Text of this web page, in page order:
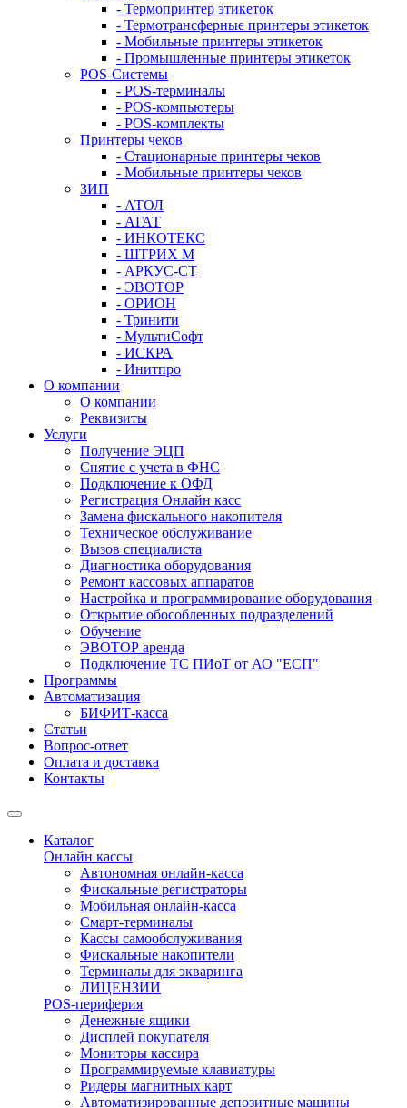
- Термопринтер этикеток
- Термотрансферные принтеры этикеток
- Мобильные принтеры этикеток
- Промышленные принтеры этикеток
POS-Системы
- POS-терминалы
- POS-компьютеры
- POS-комплекты
Принтеры чеков
- Стационарные принтеры чеков
- Мобильные принтеры чеков
ЗИП
- АТОЛ
- АГАТ
- ИНКОТЕКС
- ШТРИХ М
- АРКУС-СТ
- ЭВОТОР
- ОРИОН
- Тринити
- МультиСофт
- ИСКРА
- Инитпро
О компании
О компании
Реквизиты
Услуги
Получение ЭЦП
Снятие с учета в ФНС
Подключение к ОФД
Регистрация Онлайн касс
Замена фискального накопителя
Техническое обслуживание
Вызов специалиста
Диагностика оборудования
Ремонт кассовых аппаратов
Настройка и программирование оборудования
Открытие обособленных подразделений
Обучение
ЭВОТОР аренда
Подключение ТС ПИоТ от АО "ЕСП"
Программы
Автоматизация
БИФИТ-касса
Статьи
Вопрос-ответ
Оплата и доставка
Контакты
Каталог
Онлайн кассы
Автономная онлайн-касса
Фискальные регистраторы
Мобильная онлайн-касса
Смарт-терминалы
Кассы самообслуживания
Фискальные накопители
Терминалы для экваринга
ЛИЦЕНЗИИ
POS-периферия
Денежные ящики
Дисплей покупателя
Мониторы кассира
Программируемые клавиатуры
Ридеры магнитных карт
Автоматизированные депозитные машины